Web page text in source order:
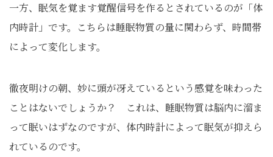
一方、眠気を覚ます覚醒信号を作るとされているのが「体
内時計」です。こちらは睡眠物質の量に関わらず、時間帯
によって変化します。
徹夜明けの朝、妙に頭が冴えているという感覚を味わった
ことはないでしょうか？ これは、睡眠物質は脳内に溜ま
って眠いはずなのですが、体内時計によって眠気が抑えら
れているのです。